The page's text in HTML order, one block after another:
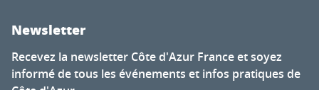
Newsletter
Recevez la newsletter Côte d'Azur France et soyez
informé de tous les événements et infos pratiques de